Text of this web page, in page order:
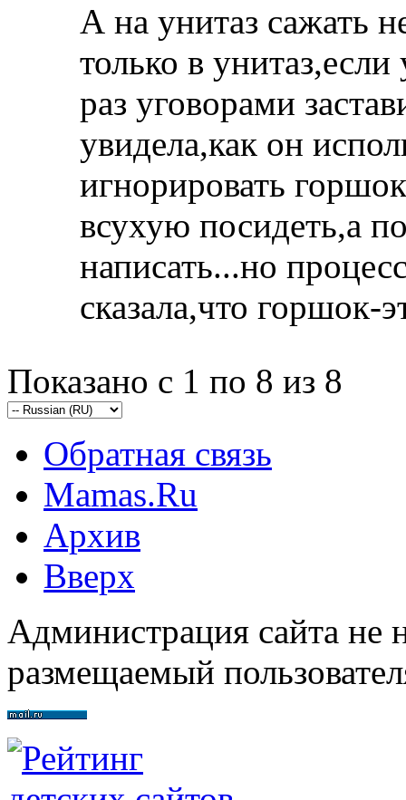
А на унитаз сажать
только в
раз уговорами
увидела,как он
игнорировать
всухую посидеть,а
написать...но
сказала,что горшок-
Показано с 1 по 8 из 8
Обратная связь
Mamas.Ru
Архив
Вверх
Администрация сайта не
размещаемый